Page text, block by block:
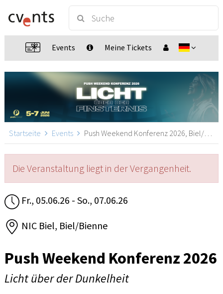
Events Meine Tickets
Startseite Events Push Weekend Konferenz 2026, Biel/Bienne
Die Veranstaltung liegt in der Vergangenheit.
Fr., 05.06.26 - So., 07.06.26
NIC Biel, Biel/Bienne
Push Weekend Konferenz 2026
Licht über der Dunkelheit